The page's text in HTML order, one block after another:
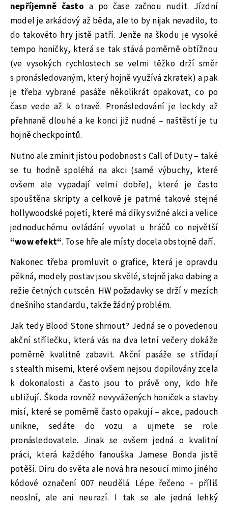
nepříjemně často a po čase začnou nudit. Jízdní
model je arkádový až běda, ale to by nijak nevadilo, to
do takovéto hry jistě patří. Jenže na škodu je vysoké
tempo honičky, která se tak stává poměrně obtížnou
(ve vysokých rychlostech se velmi těžko drží směr
s pronásledovaným, který hojně využívá zkratek) a pak
je třeba vybrané pasáže několikrát opakovat, co po
čase vede až k otravě. Pronásledování je leckdy až
přehnaně dlouhé a ke konci již nudné – naštěstí je tu
hojně checkpointů.
Nutno ale zmínit jistou podobnost s Call of Duty – také
se tu hodně spoléhá na akci (samé výbuchy, které
ovšem ale vypadají velmi dobře), které je často
spouštěna skripty a celkově je patrné takové stejné
hollywoodské pojetí, které má díky svižné akci a velice
jednoduchému ovládání vyvolat u hráčů co největší
“wow efekt“. To se hře ale místy docela obstojně daří.
Nakonec třeba promluvit o grafice, která je opravdu
pěkná, modely postav jsou skvělé, stejně jako dabing a
režie četných cutscén. HW požadavky se drží v mezích
dnešního standardu, takže žádný problém.
Jak tedy Blood Stone shrnout? Jedná se o povedenou
akční střílečku, která vás na dva letní večery dokáže
poměrně kvalitně zabavit. Akční pasáže se střídají
s stealth misemi, které ovšem nejsou dopilovány zcela
k dokonalosti a často jsou to právě ony, kdo hře
ubližují. Škoda rovněž nevyvážených honiček a stavby
misí, které se poměrně často opakují – akce, padouch
unikne, sedáte do vozu a ujmete se role
pronásledovatele. Jinak se ovšem jedná o kvalitní
práci, která každého fanouška Jamese Bonda jistě
potěší. Díru do světa ale nová hra nesoucí mimo jiného
kódové označení 007 neudělá. Lépe řečeno – příliš
neoslní, ale ani neurazí. I tak se ale jedná lehký